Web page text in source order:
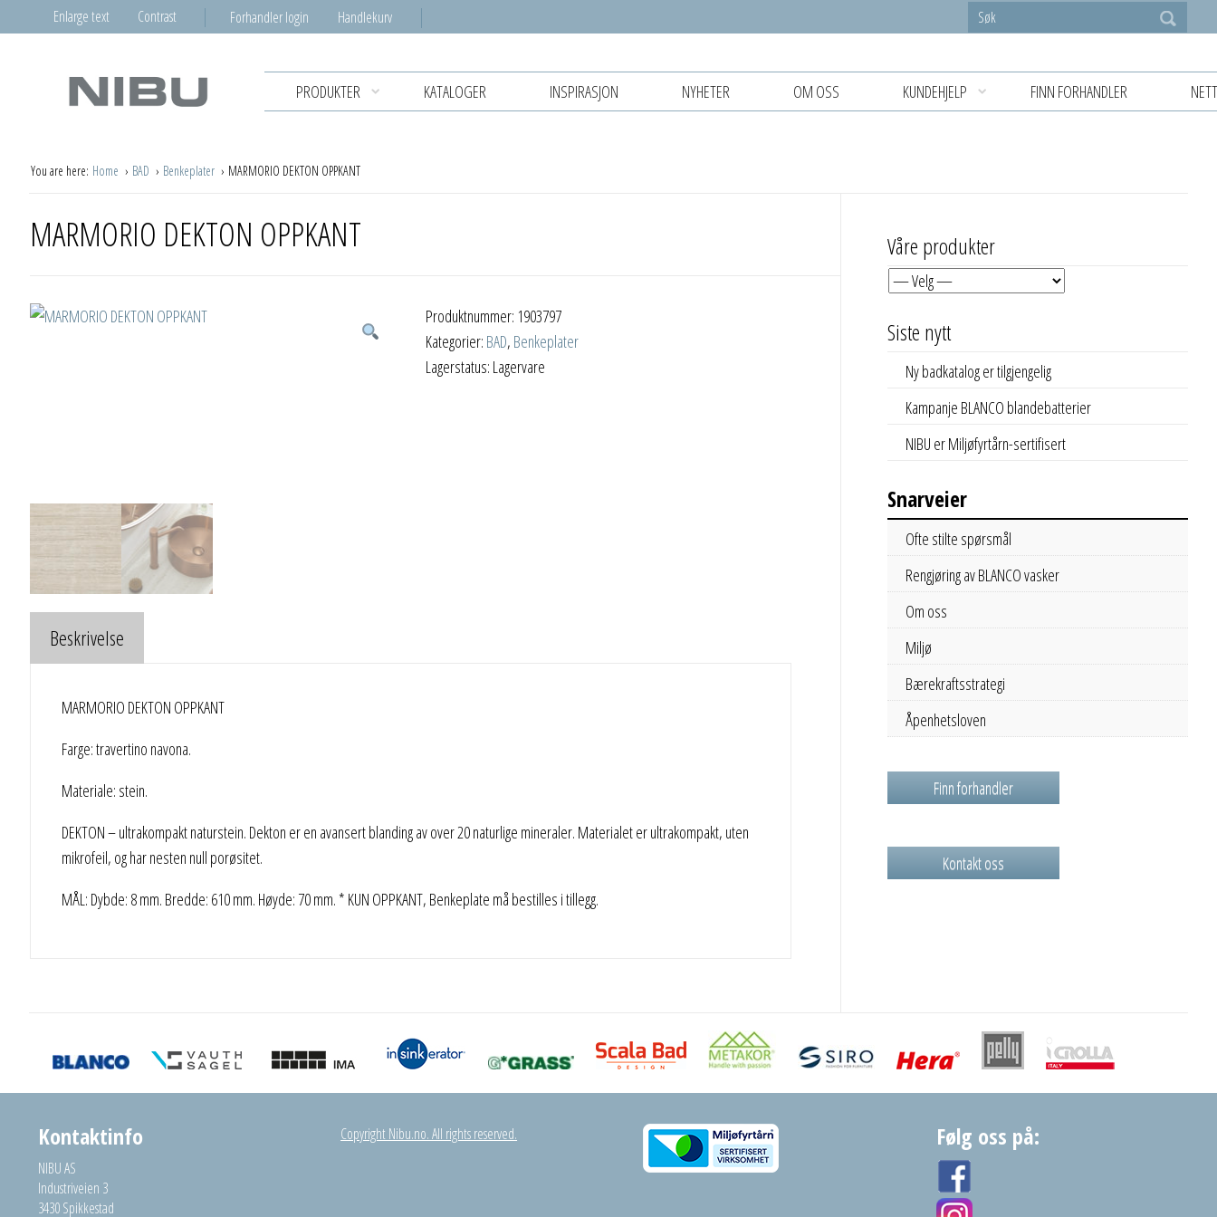
Enlarge text Contrast Forhandler login Handlekurv
PRODUKTER KATALOGER INSPIRASJON NYHETER OM OSS KUNDEHJELP FINN FORHANDLER
You are here: Home BAD Benkeplater MARMORIO DEKTON OPPKANT
MARMORIO DEKTON OPPKANT
Produktnummer: 1903797
Kategorier: BAD, Benkeplater
Lagerstatus: Lagervare
Beskrivelse
MARMORIO DEKTON OPPKANT
Farge: travertino navona.
Materiale: stein.
DEKTON – ultrakompakt naturstein. Dekton er en avansert blanding av over 20 naturlige mineraler. Materialet er ultrakompakt, uten
mikrofeil, og har nesten null porøsitet.
MÅL: Dybde: 8 mm. Bredde: 610 mm. Høyde: 70 mm. * KUN OPPKANT, Benkeplate må bestilles i tillegg.
Våre produkter
Siste nytt
Ny badkatalog er tilgjengelig
Kampanje BLANCO blandebatterier
NIBU er Miljøfyrtårn-sertifisert
Snarveier
Ofte stilte spørsmål
Rengjøring av BLANCO vasker
Om oss
Miljø
Bærekraftsstrategi
Åpenhetsloven
Finn forhandler
Kontakt oss
Kontaktinfo
NIBU AS
Industriveien 3
3430 Spikkestad
Copyright Nibu.no. All rights reserved. Følg oss på: